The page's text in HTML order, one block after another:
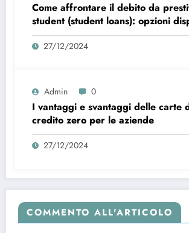
Come affrontare il debito da
student (student loans): opzioni
27/12/2024
Admin 0
I vantaggi e svantaggi delle carte
credito zero per le aziende
27/12/2024
COMMENTO ALL'ARTICOLO